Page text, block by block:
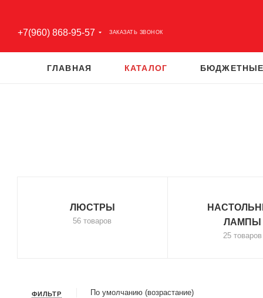
+7(960) 868-95-57 ЗАКАЗАТЬ ЗВОНОК
ГЛАВНАЯ КАТАЛОГ
ЛЮСТРЫ
56 товаров
ЛАМПЫ
25 товаров
ФИЛЬТР По умолчанию (возрастание)